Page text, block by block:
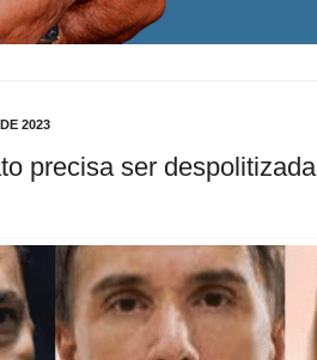
2023
precisa ser despolitizada